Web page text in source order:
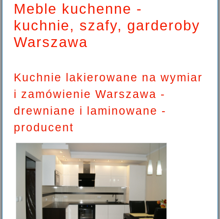
Meble kuchenne -
kuchnie, szafy, garderoby
Warszawa
Kuchnie lakierowane na wymiar
i zamówienie Warszawa -
drewniane i laminowane -
producent